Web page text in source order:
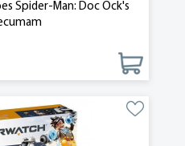
Spider-Man: Doc Ock's